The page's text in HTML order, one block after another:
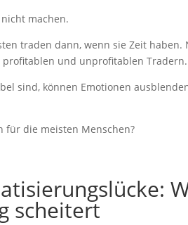
machen.
traden dann, wenn sie Zeit
profitablen und unprofitablen Tradern.
sind, können Emotionen
für die meisten Menschen?
scheitert